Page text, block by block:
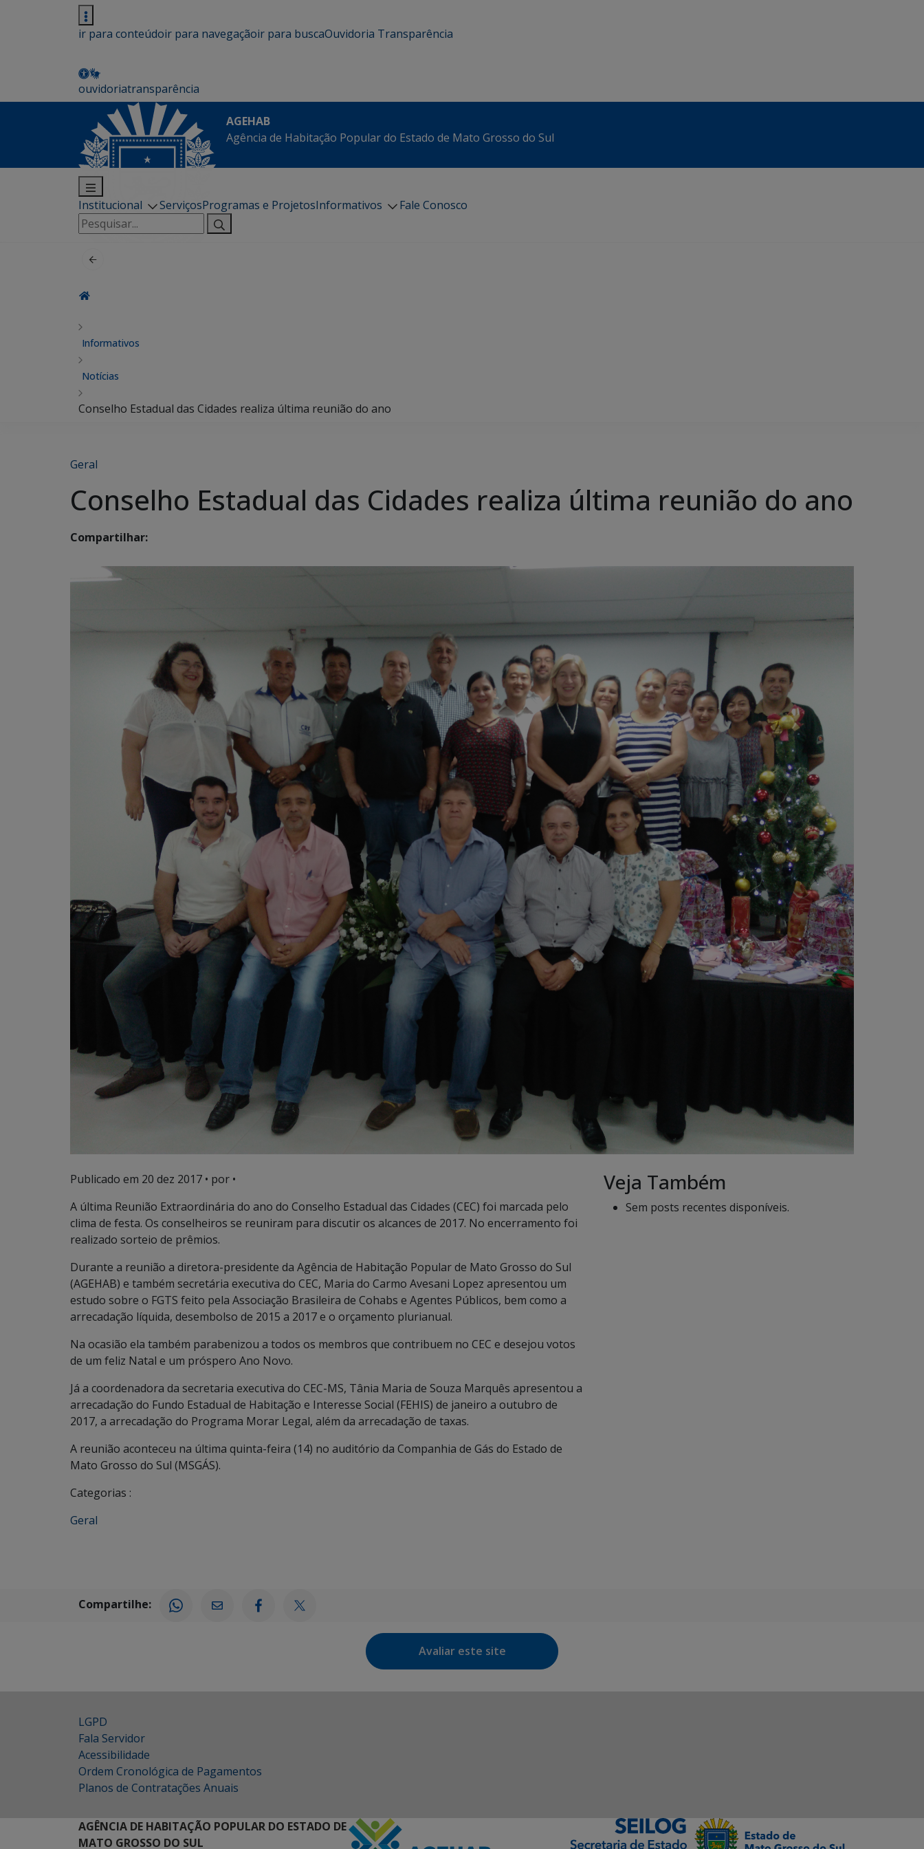
ir para conteúdoir para navegaçãoir para buscaOuvidoria Transparência
ouvidoriatransparência
AGEHAB
Agência de Habitação Popular do Estado de Mato Grosso do Sul
Institucional ServiçosProgramas e ProjetosInformativos
Fale Conosco
Pesquisar
por:
Informativos
Notícias
Conselho Estadual das Cidades realiza última reunião do ano
Geral
Conselho Estadual das Cidades realiza última reunião do ano
Compartilhar:
Publicado em 20 dez 2017 • por •
A última Reunião Extraordinária do ano do Conselho Estadual das Cidades (CEC) foi marcada pelo
clima de festa. Os conselheiros se reuniram para discutir os alcances de 2017. No encerramento foi
realizado sorteio de prêmios.
Durante a reunião a diretora-presidente da Agência de Habitação Popular de Mato Grosso do Sul
(AGEHAB) e também secretária executiva do CEC, Maria do Carmo Avesani Lopez apresentou um
estudo sobre o FGTS feito pela Associação Brasileira de Cohabs e Agentes Públicos, bem como a
arrecadação líquida, desembolso de 2015 a 2017 e o orçamento plurianual.
Na ocasião ela também parabenizou a todos os membros que contribuem no CEC e desejou votos
de um feliz Natal e um próspero Ano Novo.
Já a coordenadora da secretaria executiva do CEC-MS, Tânia Maria de Souza Marquês apresentou a
arrecadação do Fundo Estadual de Habitação e Interesse Social (FEHIS) de janeiro a outubro de
2017, a arrecadação do Programa Morar Legal, além da arrecadação de taxas.
A reunião aconteceu na última quinta-feira (14) no auditório da Companhia de Gás do Estado de
Mato Grosso do Sul (MSGÁS).
Categorias :
Geral
Veja Também
Sem posts recentes disponíveis.
Compartilhe:
Avaliar este site
LGPD
Fala Servidor
Acessibilidade
Ordem Cronológica de Pagamentos
Planos de Contratações Anuais
AGÊNCIA DE HABITAÇÃO POPULAR DO ESTADO DE
MATO GROSSO DO SUL